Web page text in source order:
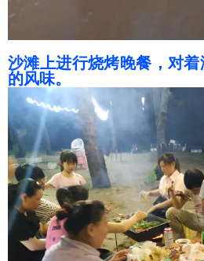
沙滩上进行烧烤晚餐，对
的风味。